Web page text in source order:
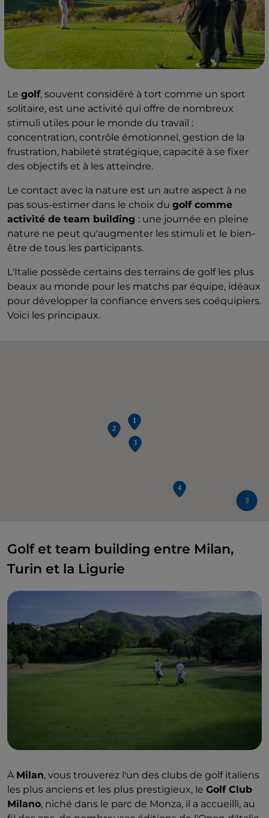
Le golf, souvent considéré à tort comme un sport
solitaire, est une activité qui offre de nombreux
stimuli utiles pour le monde du travail :
concentration, contrôle émotionnel, gestion de la
frustration, habileté stratégique, capacité à se fixer
des objectifs et à les atteindre.
Le contact avec la nature est un autre aspect à ne
pas sous-estimer dans le choix du golf comme
activité de team building : une journée en pleine
nature ne peut qu'augmenter les stimuli et le bien-
être de tous les participants.
L'Italie possède certains des terrains de golf les plus
beaux au monde pour les matchs par équipe, idéaux
pour développer la confiance envers ses coéquipiers.
Voici les principaux.
3
Golf et team building entre Milan,
Turin et la Ligurie
À Milan, vous trouverez l'un des clubs de golf italiens
les plus anciens et les plus prestigieux, le Golf Club
Milano, niché dans le parc de Monza, il a accueilli, au